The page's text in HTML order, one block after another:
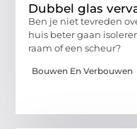
Dubbel glas
Ben je niet tevreden
huis beter gaan
raam of een scheur?
Bouwen En Verbouwen